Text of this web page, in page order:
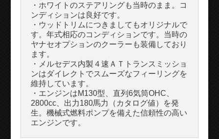
・ホワイトのステアリングも当時のまま。コ
ンディションは良好です。
・ウッドトリムにつきましてもオリジナルで
す。年式相応のコンディションです。当時の
ヤナセオプションのクーラーも装備しており
ます。
・メルセデス内製４速ＡＴトランスミッショ
ンはダイレクトでスムーズなフィーリングを
維持しています。
・エンジンはM130型、直列6気筒OHC、
2800cc、出力180馬力（カタログ値）を発
生。機械式燃料ポンプを備えた信頼性の高い
エンジンです。